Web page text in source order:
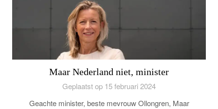
Maar Nederland niet, minister
Geplaatst op 15 februari 2024
Geachte minister, beste mevrouw Ollongren, Maar